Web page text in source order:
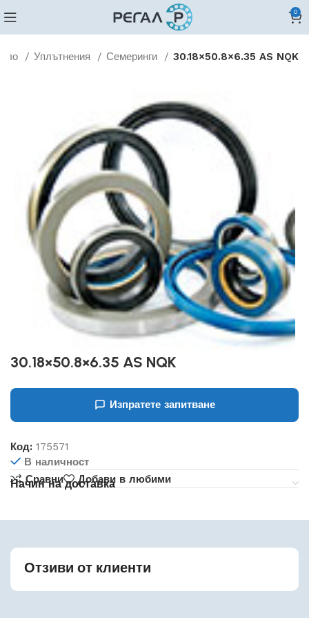
0
Уплътнения Семеринги 30.18×50.8×6.35 AS NQK
30.18×50.8×6.35 AS NQK
Изпратете запитване
Код:175571
В наличност
Сравни
Добави в любими
Начин на доставка
Отзиви от клиенти